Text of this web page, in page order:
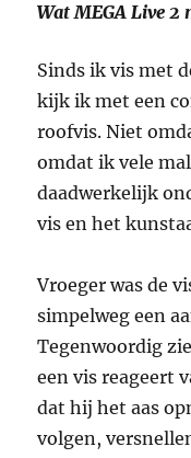
Wat MEGA Live 2
Sinds ik vis met
kijk ik met een
roofvis. Niet
omdat ik vele
daadwerkelijk
vis en het
Vroeger was de
simpelweg een
Tegenwoordig
een vis reageert
dat hij het aas
volgen,